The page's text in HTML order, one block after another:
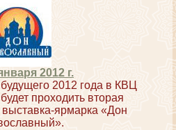
2012 г.
2012 года в КВЦ
проходить вторая
ярмарка «Дон